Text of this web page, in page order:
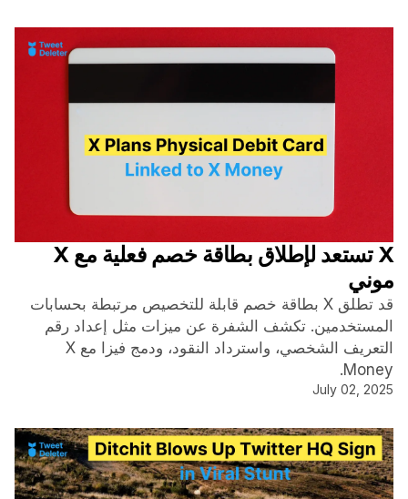
X تستعد لإطلاق بطاقة خصم فعلية مع X
موني
قد تطلق X بطاقة خصم قابلة للتخصيص مرتبطة بحسابات
المستخدمين. تكشف الشفرة عن ميزات مثل إعداد رقم
التعريف الشخصي، واسترداد النقود، ودمج فيزا مع X
Money.
July 02, 2025